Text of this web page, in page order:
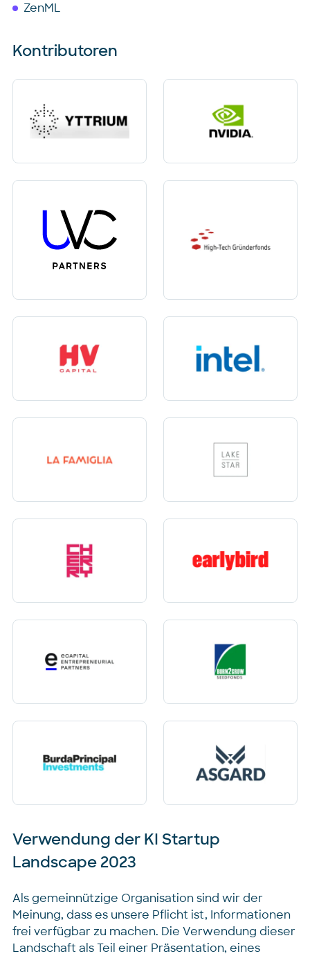
ZenML
Kontributoren
Verwendung der KI Startup
Landscape 2023
Als gemeinnützige Organisation sind wir der
Meinung, dass es unsere Pflicht ist, Informationen
frei verfügbar zu machen. Die Verwendung dieser
Landschaft als Teil einer Präsentation, eines